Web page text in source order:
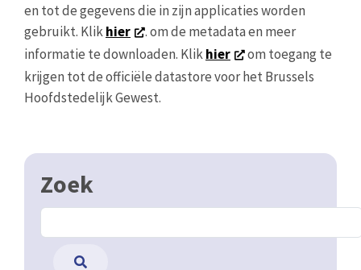
en tot de gegevens die in zijn applicaties worden
gebruikt. Klikhier
. om de metadata en meer
informatie te downloaden. Klikhier
om toegang te
krijgen tot de officiële datastore voor het Brussels
Hoofdstedelijk Gewest.
Zoek